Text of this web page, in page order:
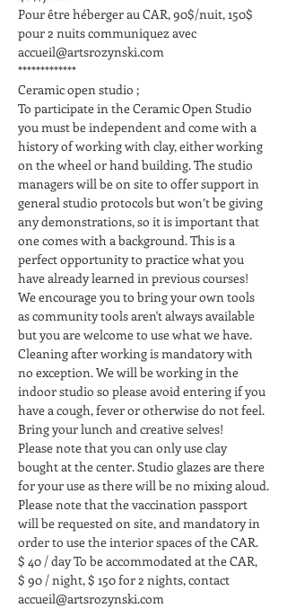
Pour être héberger au CAR, 90$/nuit, 150$
pour 2 nuits communiquez avec
accueil@artsrozynski.com
*************
Ceramic open studio ;
To participate in the Ceramic Open Studio
you must be independent and come with a
history of working with clay, either working
on the wheel or hand building. The studio
managers will be on site to offer support in
general studio protocols but won’t be giving
any demonstrations, so it is important that
one comes with a background. This is a
perfect opportunity to practice what you
have already learned in previous courses!
We encourage you to bring your own tools
as community tools aren't always available
but you are welcome to use what we have.
Cleaning after working is mandatory with
no exception. We will be working in the
indoor studio so please avoid entering if you
have a cough, fever or otherwise do not feel.
Bring your lunch and creative selves!
Please note that you can only use clay
bought at the center. Studio glazes are there
for your use as there will be no mixing aloud.
Please note that the vaccination passport
will be requested on site, and mandatory in
order to use the interior spaces of the CAR.
$ 40 / day To be accommodated at the CAR,
$ 90 / night, $ 150 for 2 nights, contact
accueil@artsrozynski.com